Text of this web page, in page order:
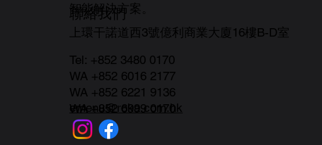
智能解決方案。
上環干諾道西3號億利商業大廈16樓B-D室
聯絡我們
Tel: +852 3480 0170
WA +852 6016 2177
WA +852 6221 9136
WA +852 6999 0170
emenu@roka.com.hk